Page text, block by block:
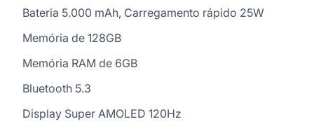
Bateria 5.000 mAh, Carregamento rápido 25W
Memória de 128GB
Memória RAM de 6GB
Bluetooth 5.3
Display Super AMOLED 120Hz